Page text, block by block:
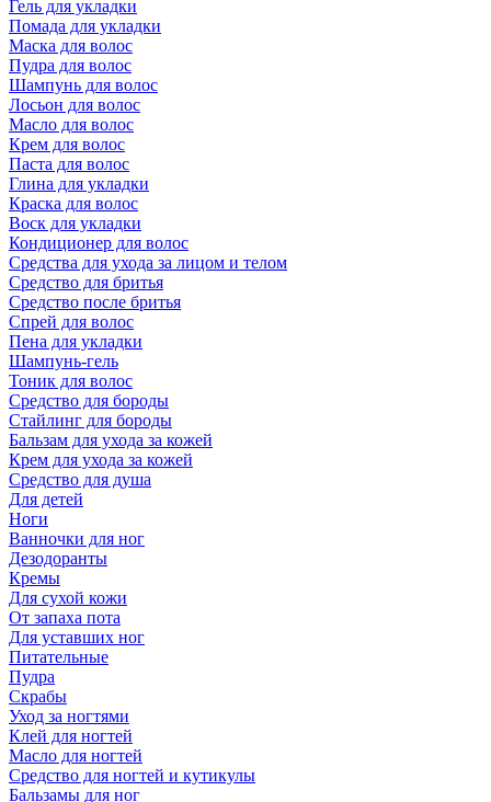
Гель для укладки
Помада для укладки
Маска для волос
Пудра для волос
Шампунь для волос
Лосьон для волос
Масло для волос
Крем для волос
Паста для волос
Глина для укладки
Краска для волос
Воск для укладки
Кондиционер для волос
Средства для ухода за лицом и телом
Средство для бритья
Средство после бритья
Спрей для волос
Пена для укладки
Шампунь-гель
Тоник для волос
Средство для бороды
Стайлинг для бороды
Бальзам для ухода за кожей
Крем для ухода за кожей
Средство для душа
Для детей
Ноги
Ванночки для ног
Дезодоранты
Кремы
Для сухой кожи
От запаха пота
Для уставших ног
Питательные
Пудра
Скрабы
Уход за ногтями
Клей для ногтей
Масло для ногтей
Средство для ногтей и кутикулы
Бальзамы для ног